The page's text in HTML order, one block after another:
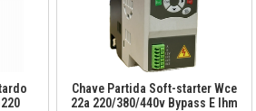
Chave Partida Soft-starter Wce
22a 220/380/440v Bypass E Ihm